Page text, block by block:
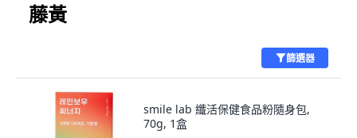
藤黃
篩選器
smile lab 纖活保健食品粉隨身包,
70g, 1盒